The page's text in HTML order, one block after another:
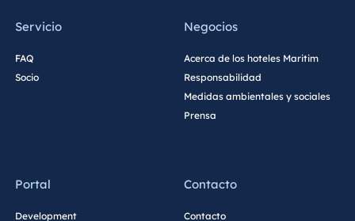
Servicio
FAQ
Socio
Negocios
Acerca de los hoteles Maritim
Responsabilidad
Medidas ambientales y sociales
Prensa
Portal
Development
Contacto
Contacto